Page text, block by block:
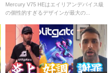
Mercury V75 HEはエイリアンデバイス級
の個性的すぎるデザインが最大の...